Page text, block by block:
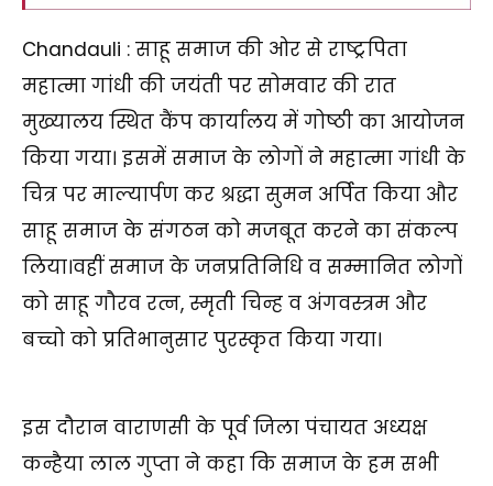
Chandauli : साहू समाज की ओर से राष्ट्रपिता
महात्मा गांधी की जयंती पर सोमवार की रात
मुख्यालय स्थित कैंप कार्यालय में गोष्ठी का आयोजन
किया गया। इसमें समाज के लोगों ने महात्मा गांधी के
चित्र पर माल्यार्पण कर श्रद्धा सुमन अर्पित किया और
साहू समाज के संगठन को मजबूत करने का संकल्प
लिया।वहीं समाज के जनप्रतिनिधि व सम्मानित लोगों
को साहू गौरव रत्न, स्मृती चिन्ह व अंगवस्त्रम और
बच्चो को प्रतिभानुसार पुरस्कृत किया गया।
इस दौरान वाराणसी के पूर्व जिला पंचायत अध्यक्ष
कन्हैया लाल गुप्ता ने कहा कि समाज के हम सभी